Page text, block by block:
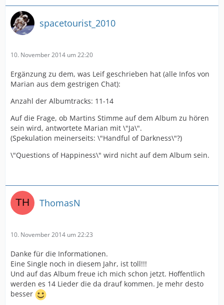
spacetourist_2010
10. November 2014 um 22:20
Ergänzung zu dem, was Leif geschrieben hat (alle Infos von
Marian aus dem gestrigen Chat):
Anzahl der Albumtracks: 11-14
Auf die Frage, ob Martins Stimme auf dem Album zu hören
sein wird, antwortete Marian mit \"Ja\".
(Spekulation meinerseits: \"Handful of Darkness\"?)
\"Questions of Happiness\" wird nicht auf dem Album sein.
ThomasN
10. November 2014 um 22:23
Danke für die Informationen.
Eine Single noch in diesem Jahr, ist toll!!!
Und auf das Album freue ich mich schon jetzt. Hoffentlich
werden es 14 Lieder die da drauf kommen. Je mehr desto
besser